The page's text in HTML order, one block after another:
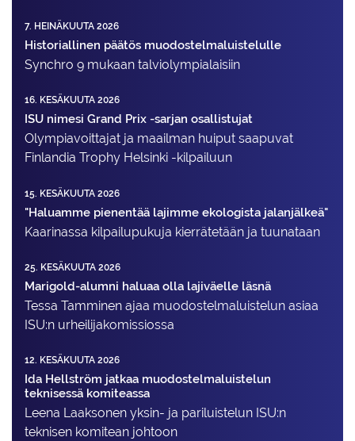
7. HEINÄKUUTA 2026
Historiallinen päätös muodostelmaluistelulle
Synchro 9 mukaan talviolympialaisiin
16. KESÄKUUTA 2026
ISU nimesi Grand Prix -sarjan osallistujat
Olympiavoittajat ja maailman huiput saapuvat
Finlandia Trophy Helsinki -kilpailuun
15. KESÄKUUTA 2026
"Haluamme pienentää lajimme ekologista jalanjälkeä"
Kaarinassa kilpailupukuja kierrätetään ja tuunataan
25. KESÄKUUTA 2026
Marigold-alumni haluaa olla lajiväelle läsnä
Tessa Tamminen ajaa muodostelma­luistelun asiaa
ISU:n urheilija­komissiossa
12. KESÄKUUTA 2026
Ida Hellström jatkaa muodostelmaluistelun
teknisessä komiteassa
Leena Laaksonen yksin- ja pariluistelun ISU:n
teknisen komitean johtoon